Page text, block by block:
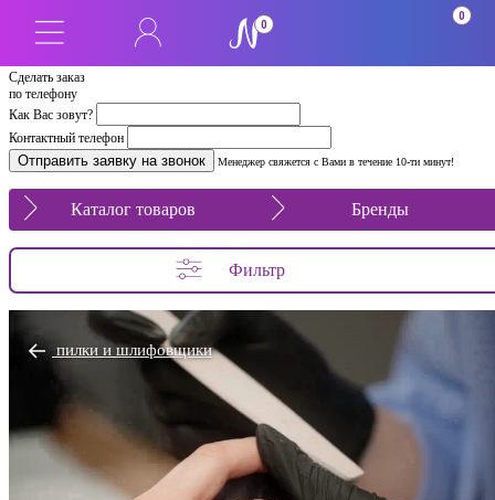
Сделать заказ
по телефону
Как Вас зовут?
Контактный телефон
Менеджер свяжется с Вами в течение 10-ти минут!
0
0
Каталог товаров Бренды
Фильтр
пилки и шлифовщики